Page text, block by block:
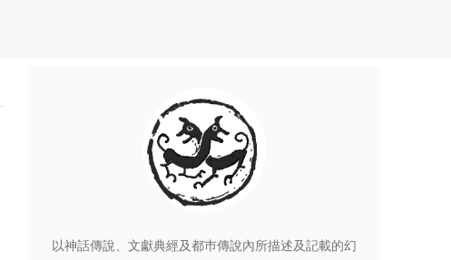
以神話傳說、文獻典經及都巿傳說內所描述及記載的幻